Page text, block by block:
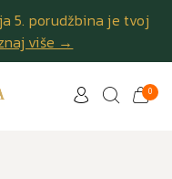
5. porudžbina je tvoj
više →
0